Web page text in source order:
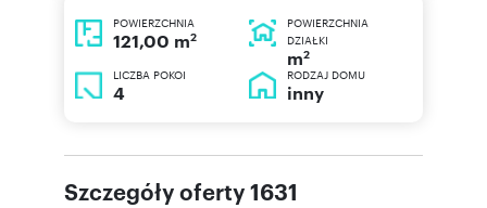
POWIERZCHNIA
121,00 m2
POWIERZCHNIA
DZIAŁKI
m2
LICZBA POKOI
4
RODZAJ DOMU
inny
Szczegóły oferty 1631